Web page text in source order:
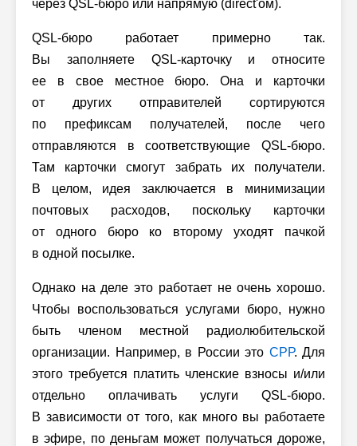
через QSL-бюро или напрямую (direct'ом).
QSL-бюро работает примерно так.
Вы заполняете QSL-карточку и относите
ее в свое местное бюро. Она и карточки
от других отправителей сортируются
по префиксам получателей, после чего
отправляются в соответствующие QSL-бюро.
Там карточки смогут забрать их получатели.
В целом, идея заключается в минимизации
почтовых расходов, поскольку карточки
от одного бюро ко второму уходят пачкой
в одной посылке.
Однако на деле это работает не очень хорошо.
Чтобы воспользоваться услугами бюро, нужно
быть членом местной радиолюбительской
организации. Например, в России это СРР. Для
этого требуется платить членские взносы и/или
отдельно оплачивать услуги QSL-бюро.
В зависимости от того, как много вы работаете
в эфире, по деньгам может получаться дороже,